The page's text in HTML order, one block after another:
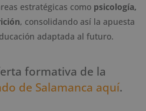
estratégicas como psicología,
, consolidando así la apuesta
adaptada al futuro.
formativa de la
de Salamanca aquí.